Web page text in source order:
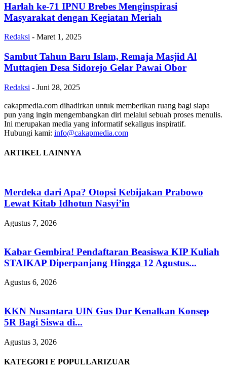
Harlah ke-71 IPNU Brebes Menginspirasi
Masyarakat dengan Kegiatan Meriah
Redaksi - Maret 1, 2025
Sambut Tahun Baru Islam, Remaja Masjid Al
Muttaqien Desa Sidorejo Gelar Pawai Obor
Redaksi - Juni 28, 2025
cakapmedia.com dihadirkan untuk memberikan ruang bagi siapa
pun yang ingin mengembangkan diri melalui sebuah proses menulis.
Ini merupakan media yang informatif sekaligus inspiratif.
Hubungi kami: info@cakapmedia.com
ARTIKEL LAINNYA
Merdeka dari Apa? Otopsi Kebijakan Prabowo
Lewat Kitab Idhotun Nasyi’in
Agustus 7, 2026
Kabar Gembira! Pendaftaran Beasiswa KIP Kuliah
STAIKAP Diperpanjang Hingga 12 Agustus...
Agustus 6, 2026
KKN Nusantara UIN Gus Dur Kenalkan Konsep
5R Bagi Siswa di...
Agustus 3, 2026
KATEGORI E POPULLARIZUAR